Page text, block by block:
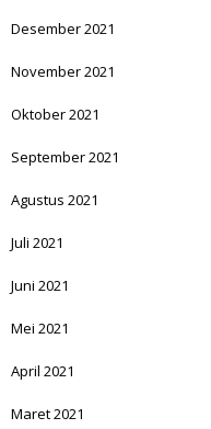
Desember 2021
November 2021
Oktober 2021
September 2021
Agustus 2021
Juli 2021
Juni 2021
Mei 2021
April 2021
Maret 2021